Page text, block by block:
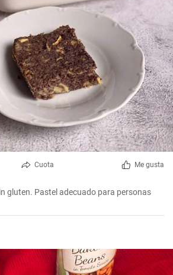
Cuota Me gusta
gluten. Pastel adecuado para personas